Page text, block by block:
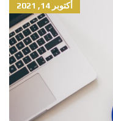
أكتوبر 14, 2021